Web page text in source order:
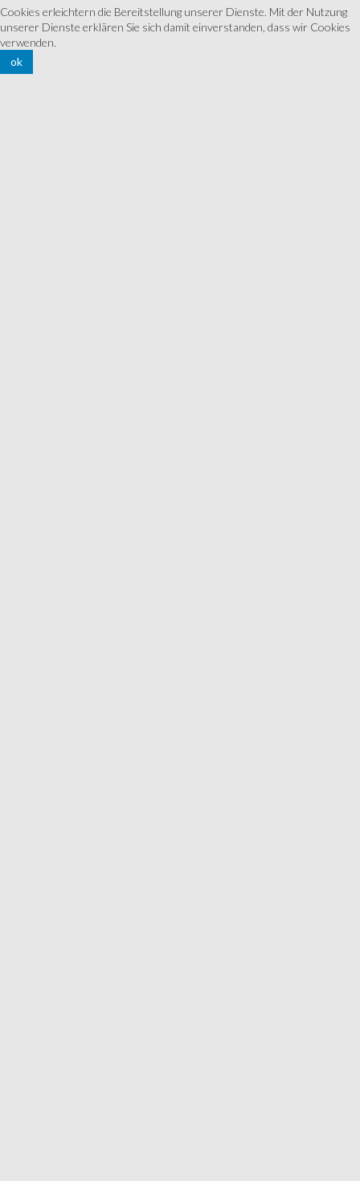
Cookies erleichtern die Bereitstellung unserer Dienste. Mit der Nutzung
unserer Dienste erklären Sie sich damit einverstanden, dass wir Cookies
verwenden.
ok